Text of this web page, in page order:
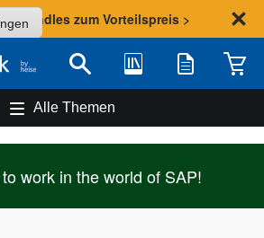
Bundles zum Vorteilspreis >
Suche Bibliothek Merkliste
Alle Themen
work in the world of SAP!